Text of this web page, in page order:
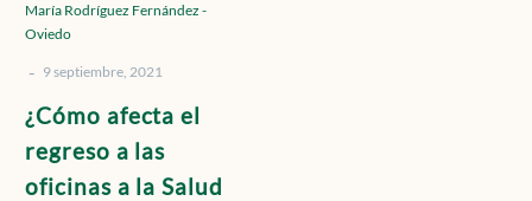
las
a
Salud
Mental?
María Rodríguez Fernández -
Oviedo
- 9 septiembre, 2021
¿Cómo afecta el
regreso a las
oficinas a la Salud